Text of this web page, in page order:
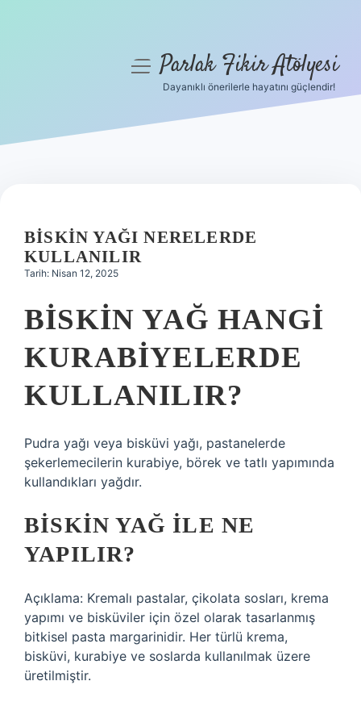
Hakkımızda
menüyüParlak Fikir Atölyesi
Dayanıklı önerilerle hayatını güçlendir!
BISKIN YAĞI NERELERDE
KULLANILIR
Tarih: Nisan 12, 2025
BISKIN YAĞ HANGI
KURABIYELERDE
KULLANILIR?
Pudra yağı veya bisküvi yağı, pastanelerde
şekerlemecilerin kurabiye, börek ve tatlı yapımında
kullandıkları yağdır.
BISKIN YAĞ ILE NE
YAPILIR?
Açıklama: Kremalı pastalar, çikolata sosları, krema
yapımı ve bisküviler için özel olarak tasarlanmış
bitkisel pasta margarinidir. Her türlü krema,
bisküvi, kurabiye ve soslarda kullanılmak üzere
üretilmiştir.